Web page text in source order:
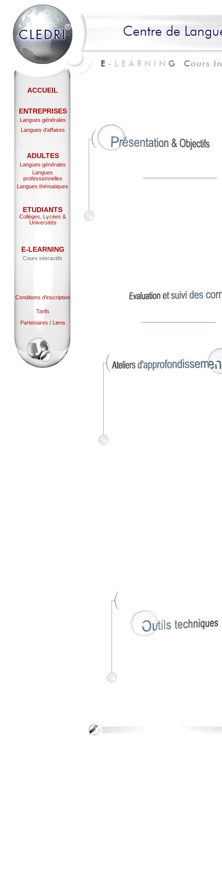
ACCUEIL
ENTREPRISES
Langues générales
Langues d'affaires
ADULTES
Langues générales
Langues
professionnelles
Langues thématiques
ETUDIANTS
Collèges, Lycées &
Universités
E-LEARNING
Cours interactifs
Conditions d'inscription
Tarifs
Partenaires / Liens